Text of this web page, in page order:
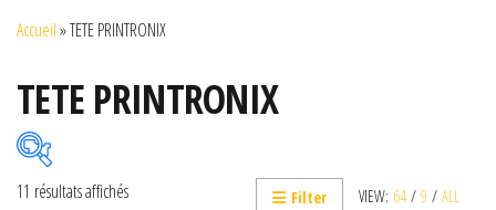
Accueil»TETE PRINTRONIX
TETE PRINTRONIX
VIEW: 64 / 9 / ALL
Filter
11 résultats affichés